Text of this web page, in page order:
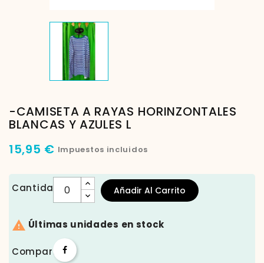
-CAMISETA A RAYAS HORINZONTALES
BLANCAS Y AZULES L
15,95 € Impuestos incluidos
Cantidad Añadir Al Carrito
 Últimas unidades en stock
Compartir